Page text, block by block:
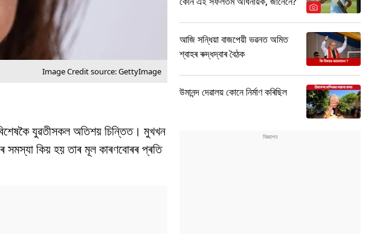
Image Credit source: GettyImage
যুৱতীসকল অতিশয় চিন্তিত। মুখখন
সমস্যা কিয় হয় তাৰ মূল কাৰণবোৰৰ প্ৰতি
আজি সন্ধিয়া বাজপেয়ী ভৱনত অমিত
শ্বাহৰ ৰুদ্ধদ্বাৰ বৈঠক
উমানন্দ দেৱালয় কোনে নিৰ্মাণ কৰিছিল